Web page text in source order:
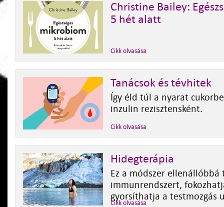
Christine Bailey:
5 hét alatt
Cikk olvasása
Tanácsok és tévhitek
Így éld túl a nyarat
inzulin rezisztensként.
Cikk olvasása
Hidegterápia
Ez a módszer ellenállóbbá
immunrendszert,
gyorsíthatja a testmozgás
Cikk olvasása